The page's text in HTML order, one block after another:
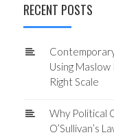
RECENT POSTS
Using
Right Scale
Why Political
O’Sullivan’s